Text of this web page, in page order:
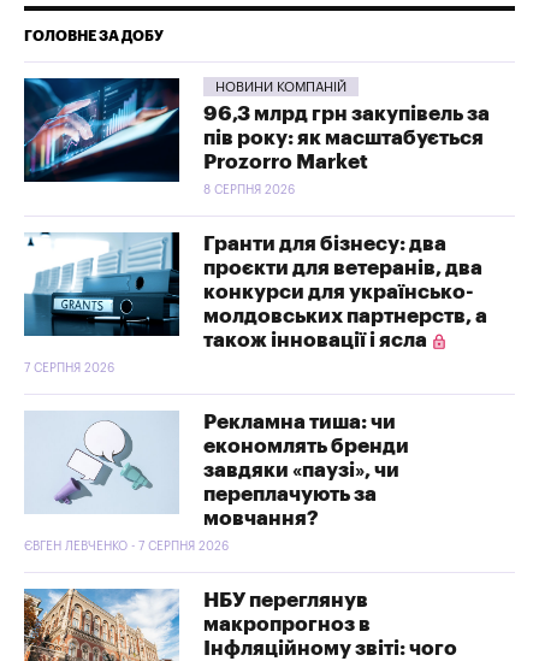
ГОЛОВНЕ ЗА ДОБУ
НОВИНИ КОМПАНІЙ
96,3 млрд грн закупівель за
пів року: як масштабується
Prozorro Market
8 СЕРПНЯ 2026
Гранти для бізнесу: два
проєкти для ветеранів, два
конкурси для українсько-
молдовських партнерств, а
також інновації і ясла
7 СЕРПНЯ 2026
Рекламна тиша: чи
економлять бренди
завдяки «паузі», чи
переплачують за
мовчання?
ЄВГЕН ЛЕВЧЕНКО - 7 СЕРПНЯ 2026
НБУ переглянув
макропрогноз в
Інфляційному звіті: чого